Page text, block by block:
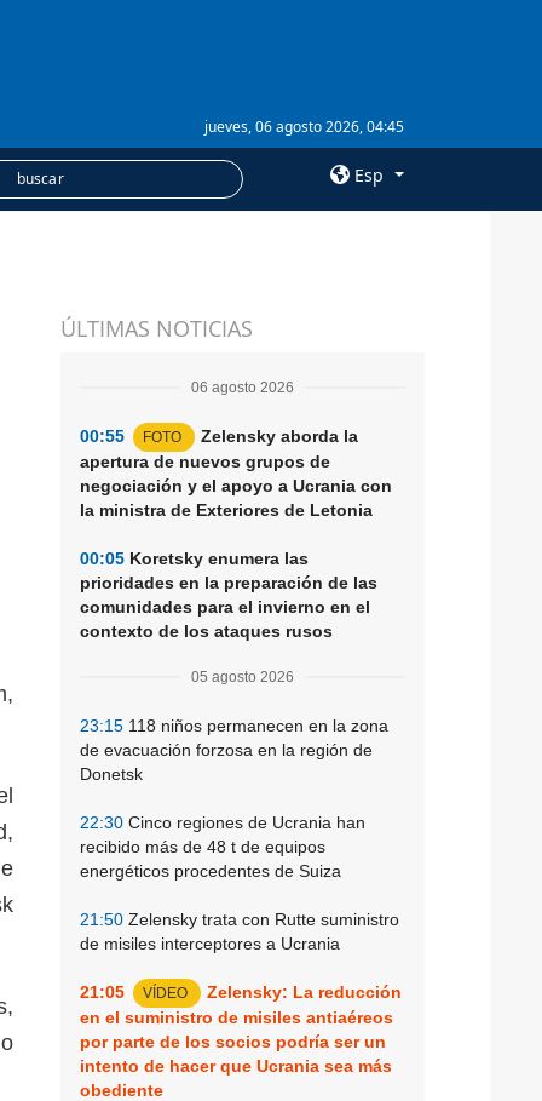
jueves, 06 agosto 2026, 04:45
Esp
Suscripción
ÚLTIMAS NOTICIAS
06 agosto 2026
00:55 FOTO
Zelensky aborda la
apertura de nuevos grupos de
negociación y el apoyo a Ucrania con
la ministra de Exteriores de Letonia
00:05 Koretsky enumera las
prioridades en la preparación de las
comunidades para el invierno en el
contexto de los ataques rusos
05 agosto 2026
23:15 118 niños permanecen en la zona
de evacuación forzosa en la región de
Donetsk
22:30 Cinco regiones de Ucrania han
recibido más de 48 t de equipos
energéticos procedentes de Suiza
21:50 Zelensky trata con Rutte suministro
de misiles interceptores a Ucrania
21:05 VÍDEO
Zelensky: La reducción
en el suministro de misiles antiaéreos
por parte de los socios podría ser un
intento de hacer que Ucrania sea más
obediente